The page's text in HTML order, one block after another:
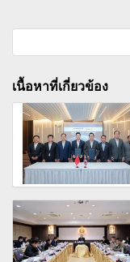
เนื้อหาที่เกี่ยวข้อง